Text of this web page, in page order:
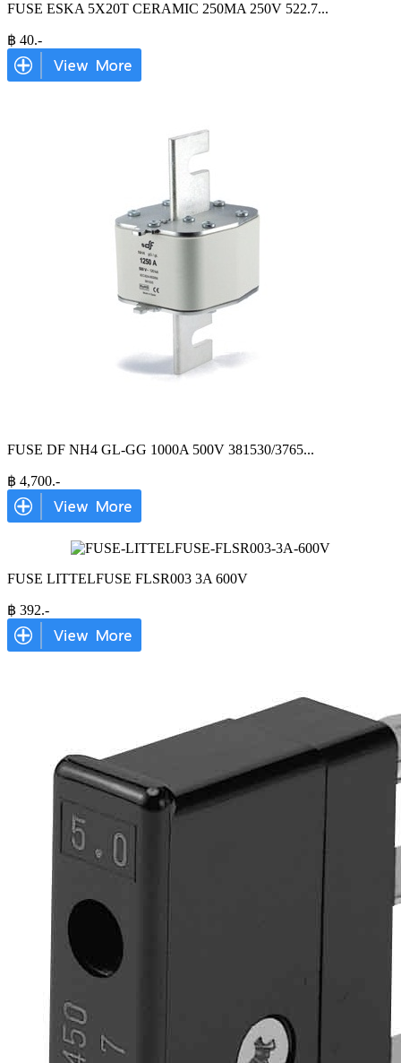
FUSE ESKA 5X20T CERAMIC 250MA 250V 522.7...
฿ 40.-
FUSE DF NH4 GL-GG 1000A 500V 381530/3765...
฿ 4,700.-
FUSE LITTELFUSE FLSR003 3A 600V
฿ 392.-